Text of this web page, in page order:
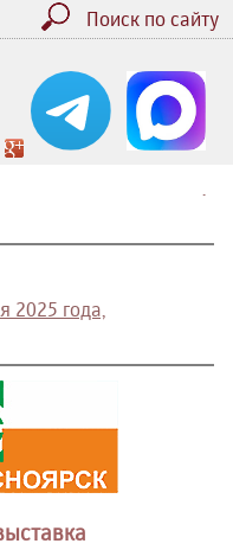
Поиск по сайту
.
2025 года,